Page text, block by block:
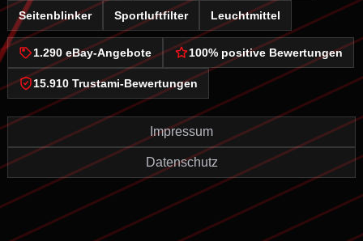
Seitenblinker Sportluftfilter Leuchtmittel
1.290 eBay-Angebote 100% positive Bewertungen
15.910 Trustami-Bewertungen
Impressum
Datenschutz